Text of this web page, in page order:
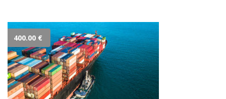
400.00 €